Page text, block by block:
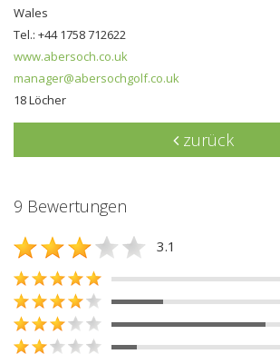
Wales
Tel.: +44 1758 712622
www.abersoch.co.uk
manager@abersochgolf.co.uk
18 Löcher
zurück
9 Bewertungen
3.1